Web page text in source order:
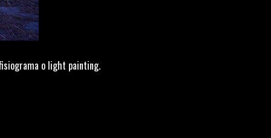
o light painting.